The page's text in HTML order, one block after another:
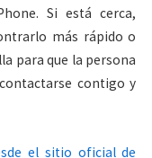
Si está cerca,
más rápido o
para que la persona
contigo y
el sitio oficial de